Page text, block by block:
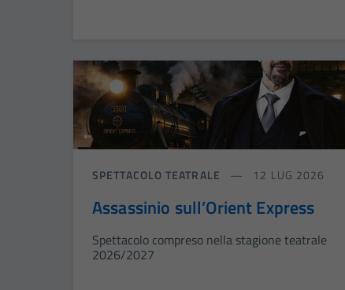
SPETTACOLO TEATRALE 12 LUG 2026
Assassinio sull’Orient Express
Spettacolo compreso nella stagione teatrale
2026/2027